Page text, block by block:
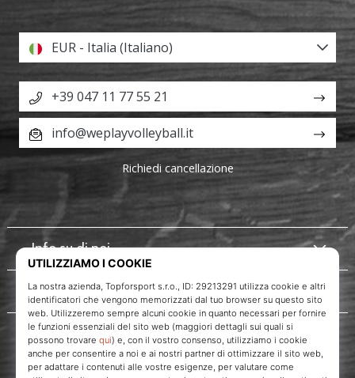
Info su di noi
Servizio clienti
EUR - Italia (Italiano)
+39 047 11 77 55 21
info@weplayvolleyball.it
Richiedi cancellazione